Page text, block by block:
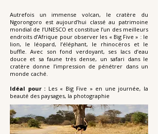
Autrefois un immense volcan, le cratère du
Ngorongoro est aujourd’hui classé au patrimoine
mondial de l’UNESCO et constitue l’un des meilleurs
endroits d’Afrique pour observer les « Big Five » : le
lion, le léopard, l’éléphant, le rhinocéros et le
buffle. Avec son fond verdoyant, ses lacs d’eau
douce et sa faune très dense, un safari dans le
cratère donne l’impression de pénétrer dans un
monde caché.
Idéal pour : Les « Big Five » en une journée, la
beauté des paysages, la photographie